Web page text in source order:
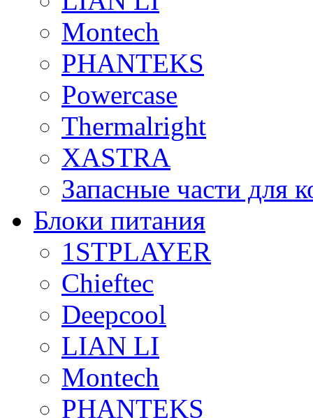
Montech
PHANTEKS
Powercase
Thermalright
XASTRA
Запасные части для
Блоки питания
1STPLAYER
Chieftec
Deepcool
LIAN LI
Montech
PHANTEKS